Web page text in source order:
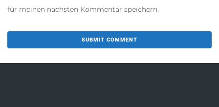
für meinen nächsten Kommentar speichern.